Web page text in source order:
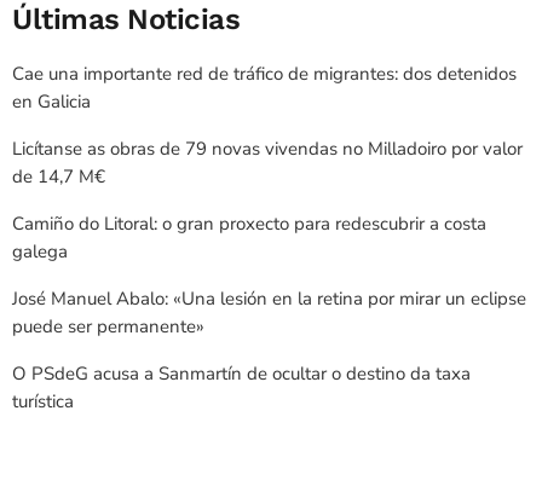
Últimas Noticias
Cae una importante red de tráfico de migrantes: dos detenidos
en Galicia
Licítanse as obras de 79 novas vivendas no Milladoiro por valor
de 14,7 M€
Camiño do Litoral: o gran proxecto para redescubrir a costa
galega
José Manuel Abalo: «Una lesión en la retina por mirar un eclipse
puede ser permanente»
O PSdeG acusa a Sanmartín de ocultar o destino da taxa
turística